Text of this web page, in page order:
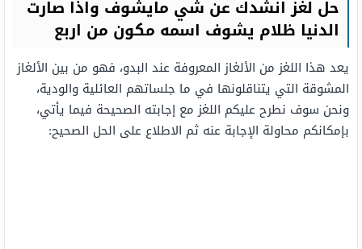
حل لغز انشدك عن شي مايشوف واذا صارت
الدنيا ظلام يشوف اسمه مكون من اربع
يعد هذا اللغز من الألغاز المعروفة عند البدو، فهو من بين الألغاز
المشوقة التي يتناقلونها في ما جلساتهم العائلية والودية،
ونحن سوف نطرح عليكم اللغز مع إجابته الصحيحة فيما يأتي،
بإمكانكم محاولة الإجابة عنه ثم الاطلاع على الحل الصحيح: